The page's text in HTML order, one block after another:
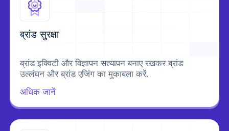
ब्रांड सुरक्षा
ब्रांड इक्विटी और विज्ञापन सत्यापन बनाए रखकर ब्रांड
उल्लंघन और ब्रांड एजिंग का मुकाबला करें.
अधिक जानें